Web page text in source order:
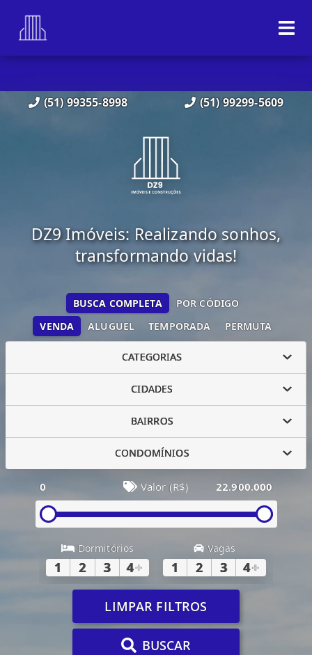
(51) 99355-8998 (51) 99299-5609
DZ9 Imóveis: Realizando sonhos,
transformando vidas!
VENDA ALUGUEL TEMPORADA PERMUTA
BUSCA COMPLETA POR CÓDIGO
CATEGORIAS
CIDADES
BAIRROS
CONDOMÍNIOS
0 Valor (R$) 22.900.000
Dormitórios
1 2 3 4+
Vagas
1 2 3 4+
LIMPAR FILTROS
BUSCAR